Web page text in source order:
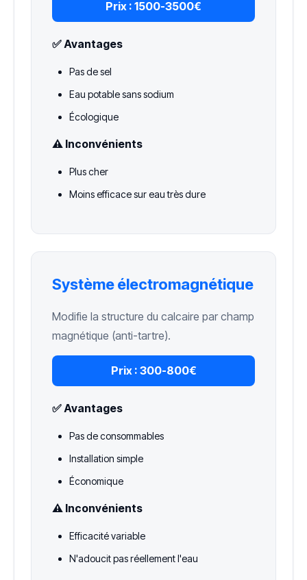
Prix : 1500-3500€
✅ Avantages
Pas de sel
Eau potable sans sodium
Écologique
⚠️ Inconvénients
Plus cher
Moins efficace sur eau très dure
Système électromagnétique
Modifie la structure du calcaire par champ
magnétique (anti-tartre).
Prix : 300-800€
✅ Avantages
Pas de consommables
Installation simple
Économique
⚠️ Inconvénients
Efficacité variable
N'adoucit pas réellement l'eau